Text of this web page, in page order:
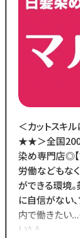
／
30代～50代
多く選ばれて
ブランクがあっ
数多くのスタ
ノウハウによ
各店舗にベテ
在籍している
分からないこ
すぐに聞くこ
メニューはカ
難しい業務内
＜カットスキ
★★＞全国200
染め専門店◎【
労働などもな
ができる環境
に自信がない
内で働きたい
い^ ^